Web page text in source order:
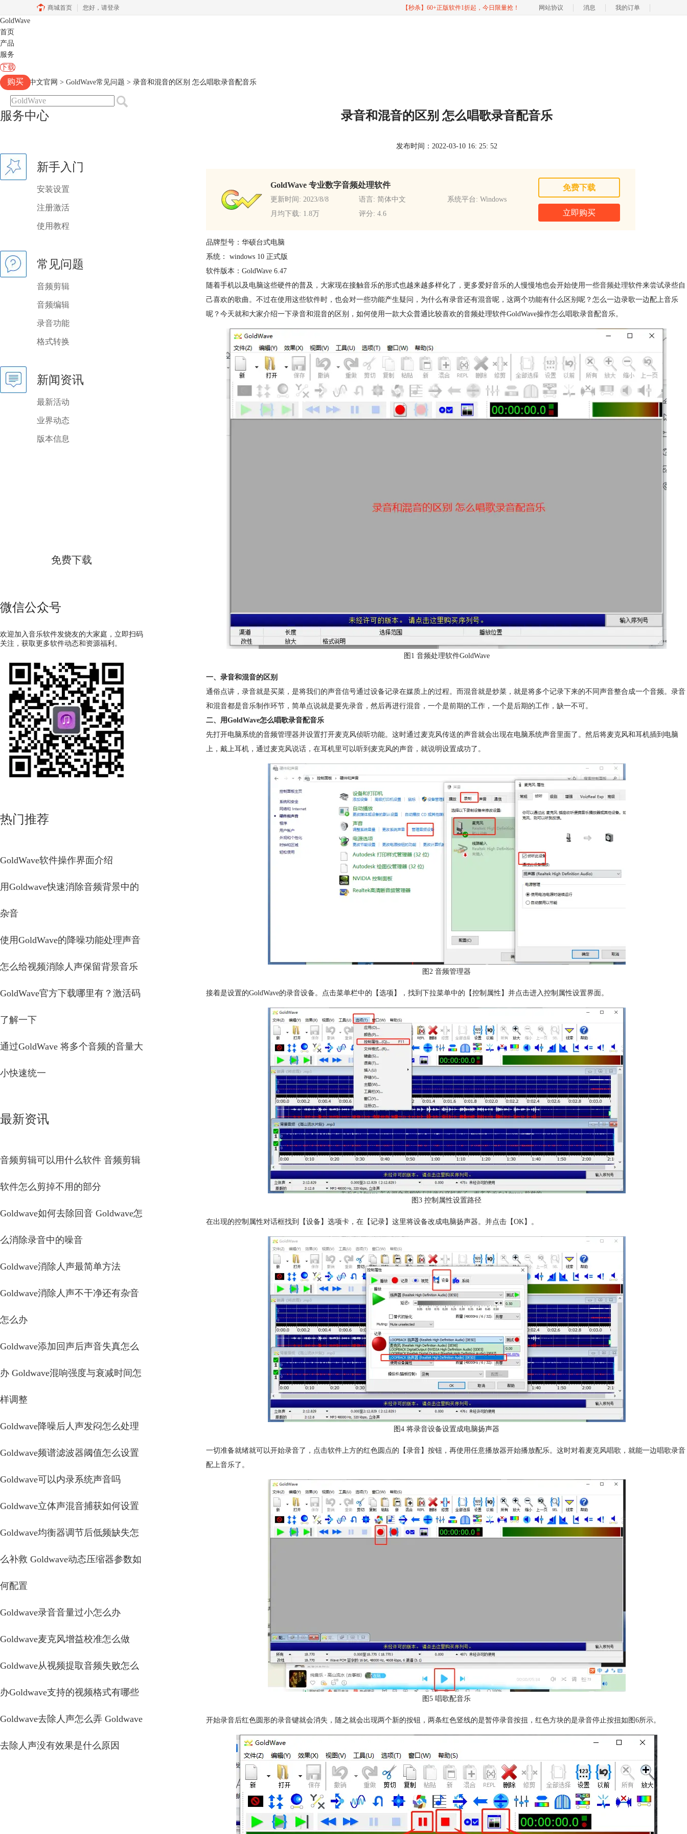
商城首页 您好， 请登录 【秒杀】60+正版软件1折起，今日限量抢！ 网站协议 消息 我的订单
GoldWave
首页
产品
服务
下载
购买
Goldwave中文官网 > GoldWave常见问题 > 录音和混音的区别 怎么唱歌录音配音乐
服务中心
新手入门
安装设置
注册激活
使用教程
常见问题
音频剪辑
音频编辑
录音功能
格式转换
新闻资讯
最新活动
业界动态
版本信息
免费下载
微信公众号
欢迎加入音乐软件发烧友的大家庭，立即扫码
关注，获取更多软件动态和资源福利。
热门推荐
GoldWave软件操作界面介绍
用Goldwave快速消除音频背景中的
杂音
使用GoldWave的降噪功能处理声音
怎么给视频消除人声保留背景音乐
GoldWave官方下载哪里有？激活码
了解一下
通过GoldWave 将多个音频的音量大
小快速统一
最新资讯
音频剪辑可以用什么软件 音频剪辑
软件怎么剪掉不用的部分
Goldwave如何去除回音 Goldwave怎
么消除录音中的噪音
Goldwave消除人声最简单方法
Goldwave消除人声不干净还有杂音
怎么办
Goldwave添加回声后声音失真怎么
办 Goldwave混响强度与衰减时间怎
样调整
Goldwave降噪后人声发闷怎么处理
Goldwave频谱滤波器阈值怎么设置
Goldwave可以内录系统声音吗
Goldwave立体声混音捕获如何设置
Goldwave均衡器调节后低频缺失怎
么补救 Goldwave动态压缩器参数如
何配置
Goldwave录音音量过小怎么办
Goldwave麦克风增益校准怎么做
Goldwave从视频提取音频失败怎么
办Goldwave支持的视频格式有哪些
Goldwave去除人声怎么弄 Goldwave
去除人声没有效果是什么原因
录音和混音的区别 怎么唱歌录音配音乐
发布时间：2022-03-10 16: 25: 52
GoldWave 专业数字音频处理软件
更新时间: 2023/8/8 语言: 简体中文
系统平台: Windows
月均下载: 1.8万
评分: 4.6
免费下载
立即购买
品牌型号：华硕台式电脑
系统： windows 10 正式版
软件版本：GoldWave 6.47
随着手机以及电脑这些硬件的普及，大家现在接触音乐的形式也越来越多样化了，更多爱好音乐的人慢慢地也会开始使用一些音频处理软件来尝试录些自
己喜欢的歌曲。不过在使用这些软件时，也会对一些功能产生疑问，为什么有录音还有混音呢，这两个功能有什么区别呢？怎么一边录歌一边配上音乐
呢？今天就和大家介绍一下录音和混音的区别，如何使用一款大众普通比较喜欢的音频处理软件GoldWave操作怎么唱歌录音配音乐。
图1 音频处理软件GoldWave
一、录音和混音的区别
通俗点讲，录音就是买菜，是将我们的声音信号通过设备记录在媒质上的过程。而混音就是炒菜，就是将多个记录下来的不同声音整合成一个音频。录音
和混音都是音乐制作环节，简单点说就是要先录音，然后再进行混音，一个是前期的工作，一个是后期的工作，缺一不可。
二、用GoldWave怎么唱歌录音配音乐
先打开电脑系统的音频管理器并设置打开麦克风侦听功能。这时通过麦克风传送的声音就会出现在电脑系统声音里面了。然后将麦克风和耳机插到电脑
上，戴上耳机，通过麦克风说话，在耳机里可以听到麦克风的声音，就说明设置成功了。
图2 音频管理器
接着是设置的GoldWave的录音设备。点击菜单栏中的【选项】，找到下拉菜单中的【控制属性】并点击进入控制属性设置界面。
图3 控制属性设置路径
在出现的控制属性对话框找到【设备】选项卡，在【记录】这里将设备改成电脑扬声器。并点击【OK】。
图4 将录音设备设置成电脑扬声器
一切准备就绪就可以开始录音了，点击软件上方的红色圆点的【录音】按钮，再使用任意播放器开始播放配乐。这时对着麦克风唱歌，就能一边唱歌录音
配上音乐了。
图5 唱歌配音乐
开始录音后红色圆形的录音键就会消失，随之就会出现两个新的按钮，两条红色竖线的是暂停录音按扭，红色方块的是录音停止按扭如图6所示。